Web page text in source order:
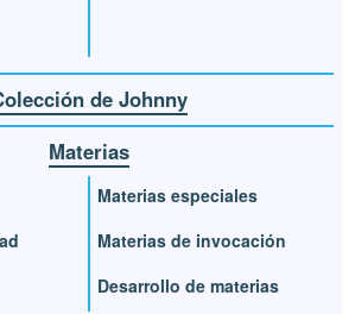
de Johnny
Materias
Materias especiales
Materias de invocación
Desarrollo de materias